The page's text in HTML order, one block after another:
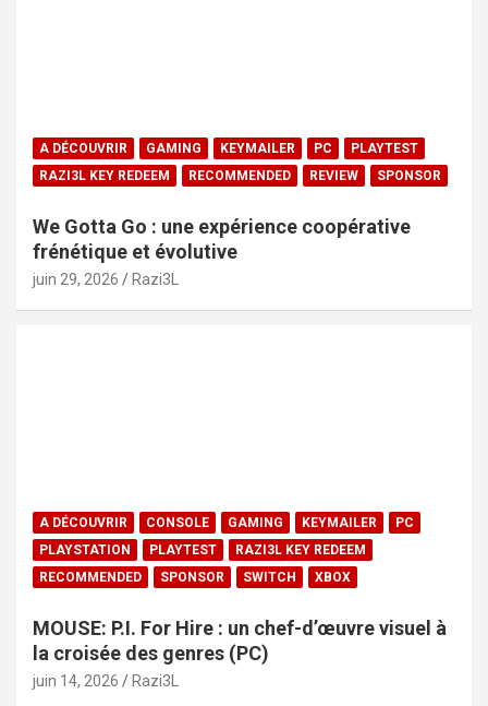
A DÉCOUVRIR GAMING KEYMAILER PC
PLAYTEST
RAZI3L KEY REDEEM
RECOMMENDED REVIEW SPONSOR
We Gotta Go : une expérience coopérative
frénétique et évolutive
juin 29, 2026 Razi3L
A DÉCOUVRIR CONSOLE GAMING KEYMAILER
PC
PLAYSTATION
PLAYTEST
RAZI3L KEY REDEEM
RECOMMENDED
SPONSOR SWITCH XBOX
MOUSE: P.I. For Hire : un chef-d’œuvre visuel à
la croisée des genres (PC)
juin 14, 2026 Razi3L